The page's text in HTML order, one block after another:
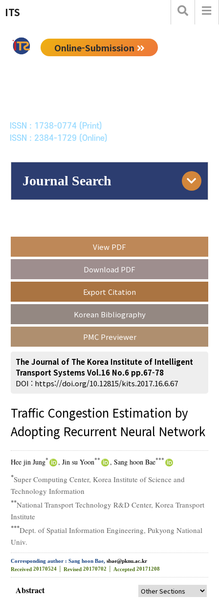
ITS
Online-Submission
ISSN : 1738-0774 (Print)
ISSN : 2384-1729 (Online)
Journal Search
Year(s) :
to
Search Advanced Search
View PDF
Download PDF
Export Citation
Korean Bibliography
PMC Previewer
The Journal of The Korea Institute of Intelligent
Transport Systems Vol.16 No.6 pp.67-78
DOI : https://doi.org/10.12815/kits.2017.16.6.67
Traffic Congestion Estimation by
Adopting Recurrent Neural Network
Hee jin Jung* , Jin su Yoon** , Sang hoon Bae***
*Super Computing Center, Korea Institute of Science and
Technology Information
**National Transport Technology R&D Center, Korea Transport
Institute
***Dept. of Spatial Information Engineering, Pukyong National
Univ.
Corresponding author : Sang hoon Bae,sbae@pknu.ac.kr
Received 20170524 │Revised 20170702 │ Accepted 20171208
Abstract